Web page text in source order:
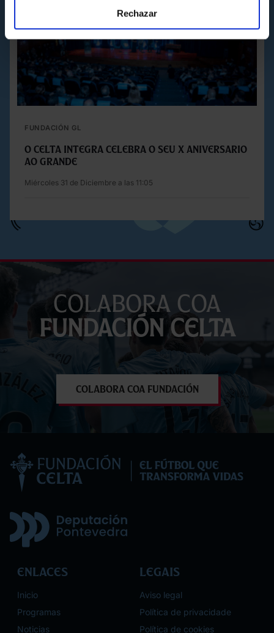
Rechazar
FUNDACIÓN GL
O Celta Integra celebra o seu X aniversario
ao grande
Miércoles 31 de Diciembre a las 11:05
Colabora coa
Fundación Celta
Colabora coa Fundación
Enlaces
Inicio
Programas
Noticias
Legais
Aviso legal
Política de privacidade
Política de cookies